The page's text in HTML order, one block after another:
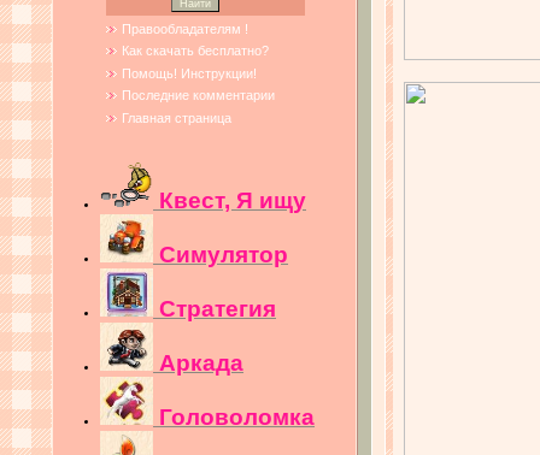
Правообладателям !
Как скачать бесплатно?
Помощь! Инструкции!
Последние комментарии
Главная страница
Квест, Я ищу
Симулятор
Стратегия
Аркада
Головоломка